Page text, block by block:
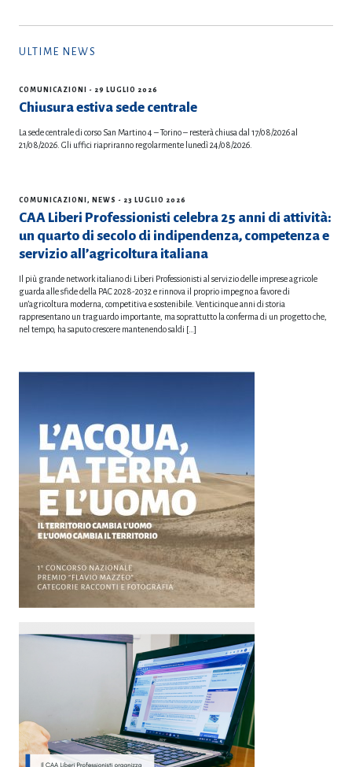
ULTIME NEWS
COMUNICAZIONI - 29 LUGLIO 2026
Chiusura estiva sede centrale
La sede centrale di corso San Martino 4 – Torino – resterà chiusa dal 17/08/2026 al
21/08/2026. Gli uffici riapriranno regolarmente lunedì 24/08/2026.
COMUNICAZIONI , NEWS - 23 LUGLIO 2026
CAA Liberi Professionisti celebra 25 anni di attività:
un quarto di secolo di indipendenza, competenza e
servizio all’agricoltura italiana
Il più grande network italiano di Liberi Professionisti al servizio delle imprese agricole
guarda alle sfide della PAC 2028-2032 e rinnova il proprio impegno a favore di
un’agricoltura moderna, competitiva e sostenibile. Venticinque anni di storia
rappresentano un traguardo importante, ma soprattutto la conferma di un progetto che,
nel tempo, ha saputo crescere mantenendo saldi […]